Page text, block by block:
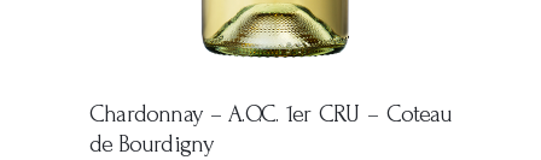
Chardonnay –A.O.C. 1er CRU – Coteau
de Bourdigny